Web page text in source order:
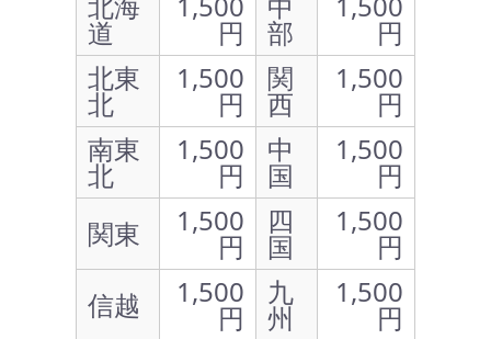
道 円 部
円
北東
北
1,500
円
関
西
1,500
円
南東
北
1,500
円
中
国
1,500
円
関東
1,500
円
四
国
1,500
円
信越
1,500
円
九
州
1,500
円